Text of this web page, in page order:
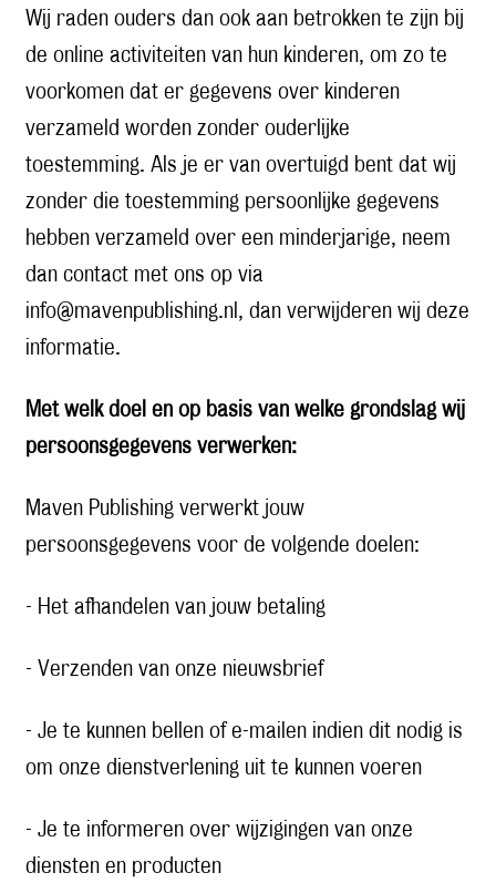
Wij raden ouders dan ook aan betrokken te zijn bij
de online activiteiten van hun kinderen, om zo te
voorkomen dat er gegevens over kinderen
verzameld worden zonder ouderlijke
toestemming. Als je er van overtuigd bent dat wij
zonder die toestemming persoonlijke gegevens
hebben verzameld over een minderjarige, neem
dan contact met ons op via
info@mavenpublishing.nl, dan verwijderen wij deze
informatie.
Met welk doel en op basis van welke grondslag wij
persoonsgegevens verwerken:
Maven Publishing verwerkt jouw
persoonsgegevens voor de volgende doelen:
- Het afhandelen van jouw betaling
- Verzenden van onze nieuwsbrief
- Je te kunnen bellen of e-mailen indien dit nodig is
om onze dienstverlening uit te kunnen voeren
- Je te informeren over wijzigingen van onze
diensten en producten